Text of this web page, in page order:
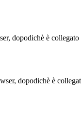
dopodichè è
dopodichè è